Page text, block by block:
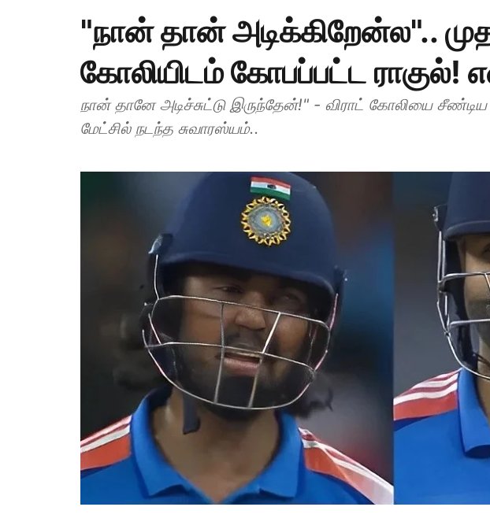
"நான் தான் அடிக்கிறேன்ல"..
கோலியிடம் கோபப்பட்ட ராகுல்!
நான் தானே அடிச்சுட்டு இருந்தேன்!" - விராட் கோலியை
மேட்சில் நடந்த சுவாரஸ்யம்..